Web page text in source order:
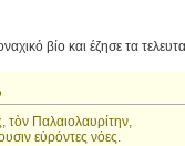
βίο και έζησε τα
τὸν Παλαιολαυρίτην,
εὑρόντες νόες.